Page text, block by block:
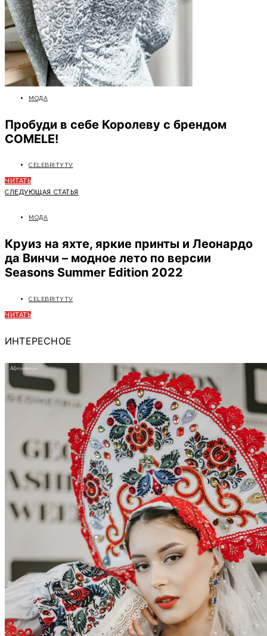
МОДА
Пробуди в себе Королеву с брендом
COMELE!
CELEBRITYTV
ЧИТАТЬ
СЛЕДУЮЩАЯ СТАТЬЯ
МОДА
Круиз на яхте, яркие принты и Леонардо
да Винчи – модное лето по версии
Seasons Summer Edition 2022
CELEBRITYTV
ЧИТАТЬ
ИНТЕРЕСНОЕ